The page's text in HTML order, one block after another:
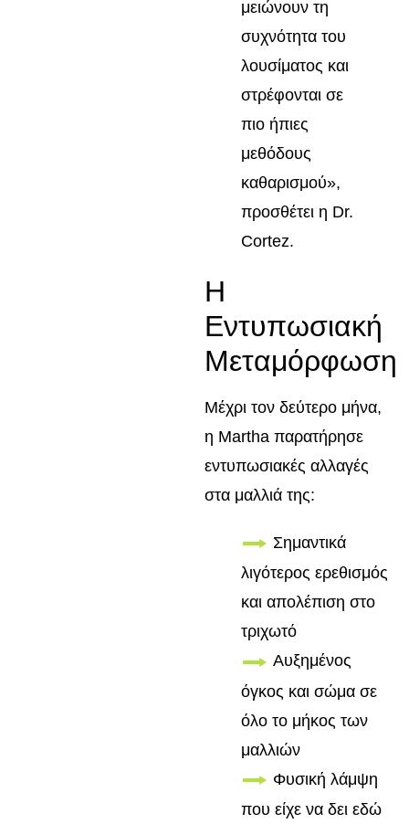
μειώνουν τη
συχνότητα του
λουσίματος και
στρέφονται σε
πιο ήπιες
μεθόδους
καθαρισμού»,
προσθέτει η Dr.
Cortez.
Η
Εντυπωσιακή
Μεταμόρφωση
Μέχρι τον δεύτερο μήνα,
η Martha παρατήρησε
εντυπωσιακές αλλαγές
στα μαλλιά της:
Σημαντικά
λιγότερος ερεθισμός
και απολέπιση στο
τριχωτό
Αυξημένος
όγκος και σώμα σε
όλο το μήκος των
μαλλιών
Φυσική λάμψη
που είχε να δει εδώ